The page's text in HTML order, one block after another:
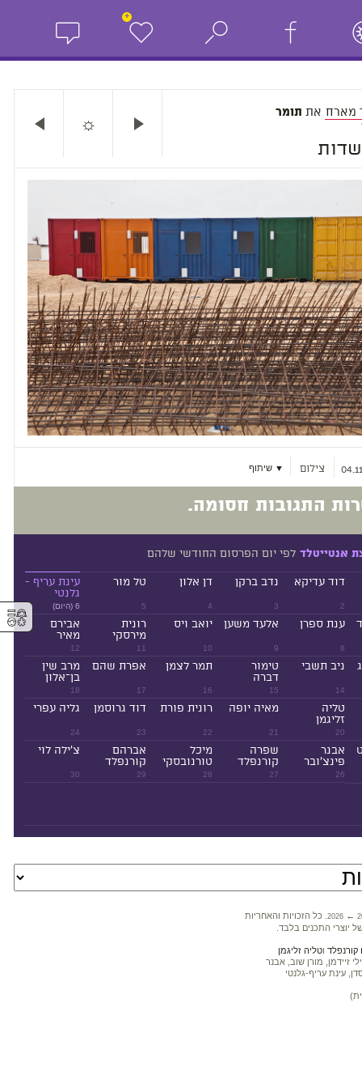
+
מארח את תומר
☼
צילום ▼ שיתוף
התגובות חסומה.
אנטייטלד לפי יום הפרסום החודשי שלהם
2
דוד עדיקא
3
נדב ברקן
4
דן אלון
5
טל מור
6 (היום)
עינת עריף -
גלנטי
8
ענת ספרן
9
אלעד משען
10
יואב ויס
11
רונית
מירסקי
12
אבירם
מאיר
14
ניב תשבי
15
טימור
דברה
16
תמר לצמן
17
אפרת שהם
18
מרב שין
בן־אלון
20
טליה
זליגמן
21
מאיה יופה
22
רונית פורת
23
דוד גרוסמן
24
גליה עפרי
26
אבנר
פינצ'ובר
27
שפרה
קורנפלד
28
מיכל
טורנובסקי
29
אברהם
קורנפלד
30
צ'ילה לוי
2026 ←
. כל הזכויות והאחריות
יוצרי התכנים בלבד.
וטליה זליגמן
זיידמן, מורן שוב, אבנר
עינת עריף-גלנטי
⚥︎